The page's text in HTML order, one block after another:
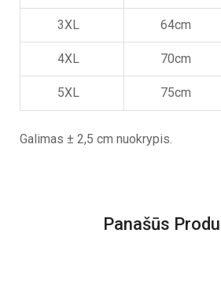
3XL 64cm
4XL 70cm
5XL 75cm
Galimas ± 2,5 cm nuokrypis.
Panašūs